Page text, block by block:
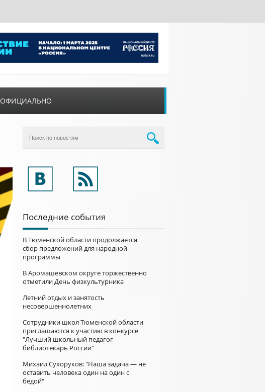
ОФИЦИАЛЬНО
Последние события
В Тюменской области продолжается
сбор предложений для народной
программы
В Аромашевском округе торжественно
отметили День физкультурника
Летний отдых и занятость
несовершеннолетних
Сотрудники школ Тюменской области
приглашаются к участию в конкурсе
"Лучший школьный педагог-
библиотекарь России"
Михаил Сухоруков: "Наша задача — не
оставить человека один на один с
бедой"